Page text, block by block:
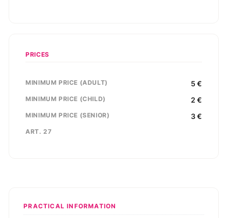
PRICES
MINIMUM PRICE (ADULT) 5 €
MINIMUM PRICE (CHILD) 2 €
MINIMUM PRICE (SENIOR) 3€
ART. 27
PRACTICAL INFORMATION